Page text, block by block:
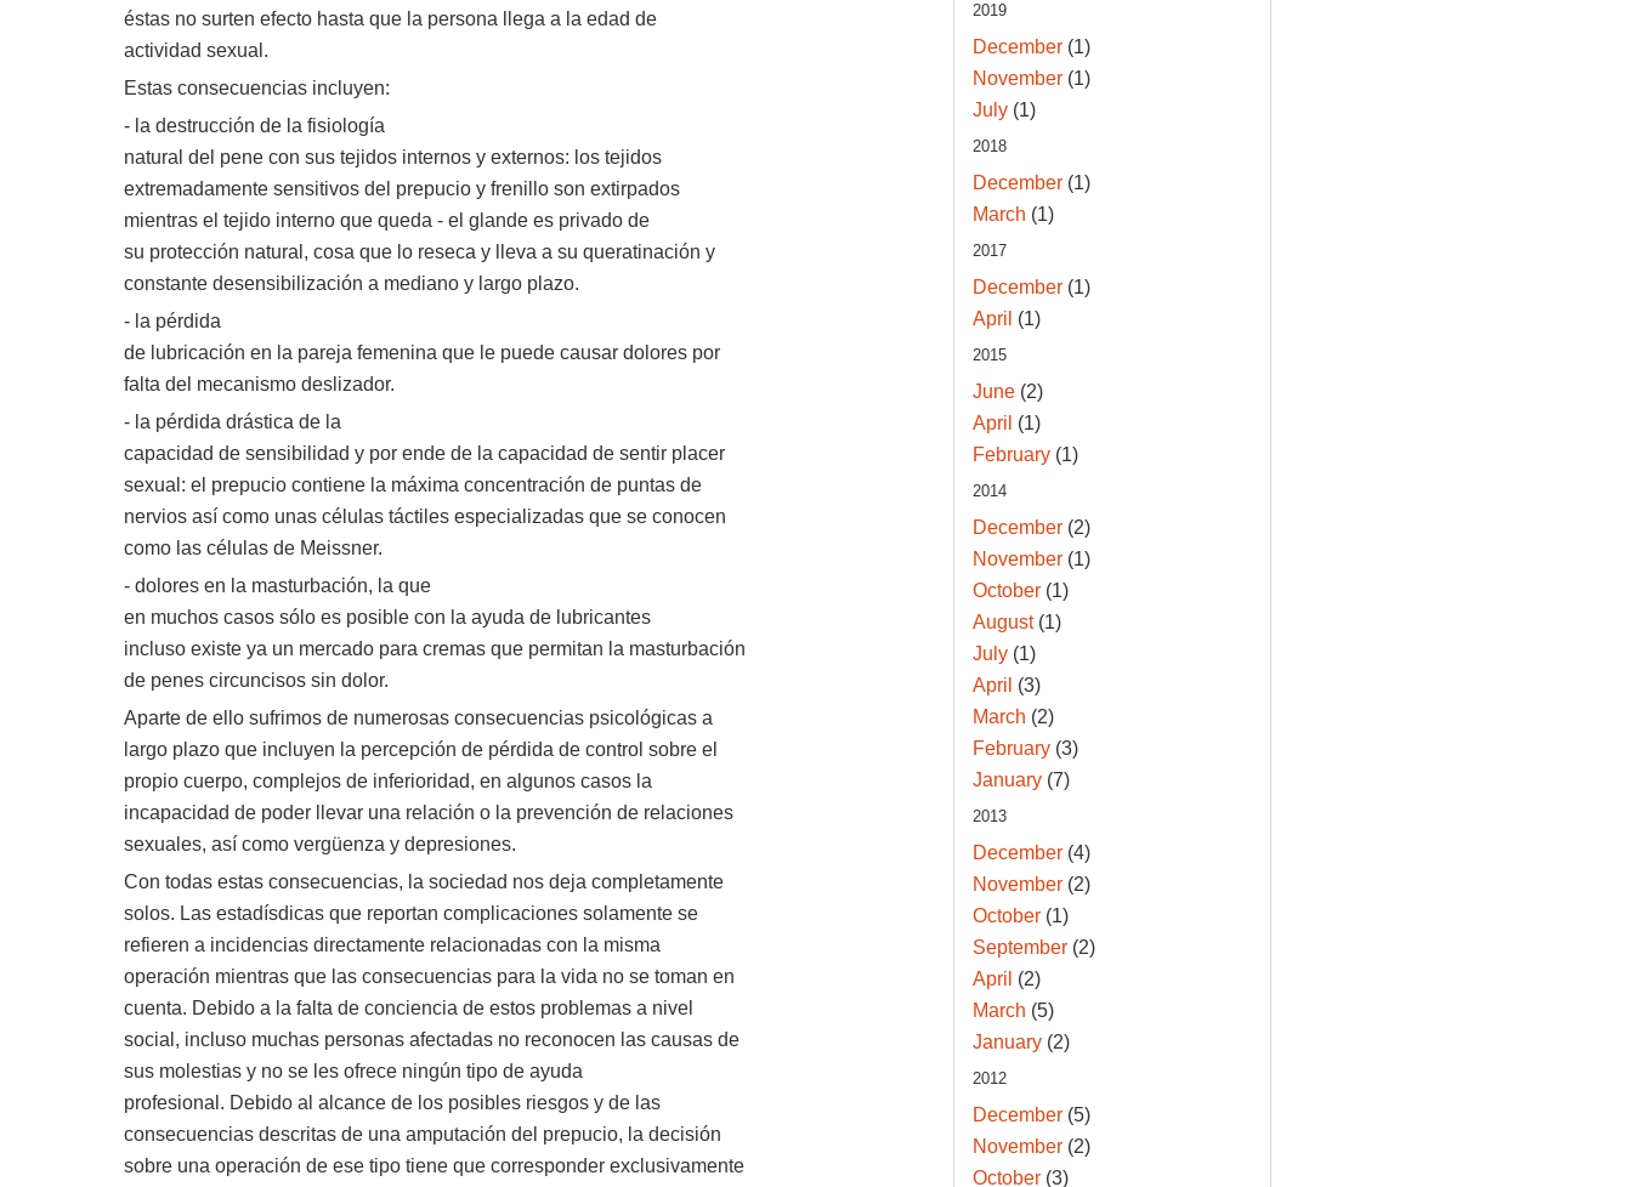
éstas no surten efecto hasta que la persona llega a la edad de
actividad sexual.
Estas consecuencias incluyen:
- la destrucción de la fisiología
natural del pene con sus tejidos internos y externos: los tejidos
extremadamente sensitivos del prepucio y frenillo son extirpados
mientras el tejido interno que queda - el glande es privado de
su protección natural, cosa que lo reseca y lleva a su queratinación y
constante desensibilización a mediano y largo plazo.
- la pérdida
de lubricación en la pareja femenina que le puede causar dolores por
falta del mecanismo deslizador.
- la pérdida drástica de la
capacidad de sensibilidad y por ende de la capacidad de sentir placer
sexual: el prepucio contiene la máxima concentración de puntas de
nervios así como unas células táctiles especializadas que se conocen
como las células de Meissner.
- dolores en la masturbación, la que
en muchos casos sólo es posible con la ayuda de lubricantes
incluso existe ya un mercado para cremas que permitan la masturbación
de penes circuncisos sin dolor.
Aparte de ello sufrimos de numerosas consecuencias psicológicas a
largo plazo que incluyen la percepción de pérdida de control sobre el
propio cuerpo, complejos de inferioridad, en algunos casos la
incapacidad de poder llevar una relación o la prevención de relaciones
sexuales, así como vergüenza y depresiones.
Con todas estas consecuencias, la sociedad nos deja completamente
solos. Las estadísdicas que reportan complicaciones solamente se
refieren a incidencias directamente relacionadas con la misma
operación mientras que las consecuencias para la vida no se toman en
cuenta. Debido a la falta de conciencia de estos problemas a nivel
social, incluso muchas personas afectadas no reconocen las causas de
sus molestias y no se les ofrece ningún tipo de ayuda
profesional. Debido al alcance de los posibles riesgos y de las
consecuencias descritas de una amputación del prepucio, la decisión
sobre una operación de ese tipo tiene que corresponder exclusivamente
2019
December(1)
November(1)
July(1)
2018
December(1)
March (1)
2017
December(1)
April (1)
2015
June(2)
April (1)
February(1)
2014
December(2)
November(1)
October(1)
August(1)
July(1)
April (3)
March (2)
February(3)
January(7)
2013
December(4)
November(2)
October(1)
September(2)
April (2)
March (5)
January(2)
2012
December(5)
November(2)
October(3)